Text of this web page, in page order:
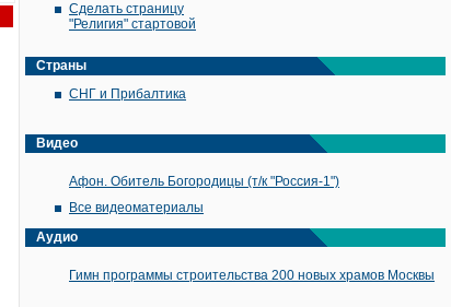
Сделать страницу
"Религия" стартовой
Страны
СНГ и Прибалтика
Видео
Афон. Обитель Богородицы (т/к "Россия-1")
Все видеоматериалы
Аудио
Гимн программы строительства 200 новых храмов Москвы